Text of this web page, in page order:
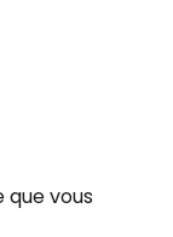
que vous